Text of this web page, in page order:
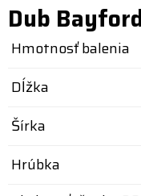
Dub
Hmotnosť balenia
Dĺžka
Šírka
Hrúbka